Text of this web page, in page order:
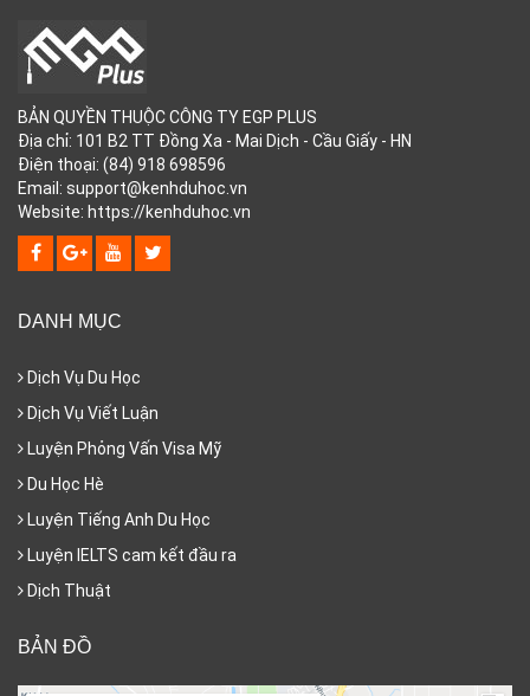
BẢN QUYỀN THUỘC CÔNG TY EGP PLUS
Địa chỉ: 101 B2 TT Đồng Xa - Mai Dịch - Cầu Giấy - HN
Điện thoại: (84) 918 698596
Email: support@kenhduhoc.vn
Website: https://kenhduhoc.vn
DANH MỤC
Dịch Vụ Du Học
Dịch Vụ Viết Luận
Luyện Phỏng Vấn Visa Mỹ
Du Học Hè
Luyện Tiếng Anh Du Học
Luyện IELTS cam kết đầu ra
Dịch Thuật
BẢN ĐỒ